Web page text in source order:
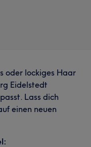
oder lockiges Haar
Eidelstedt
Lass dich
einen neuen